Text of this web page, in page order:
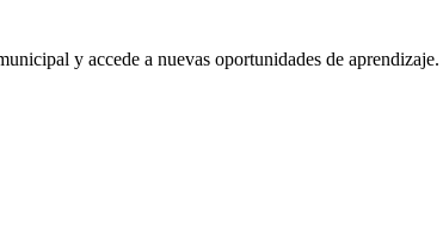
y accede a nuevas oportunidades de aprendizaje.